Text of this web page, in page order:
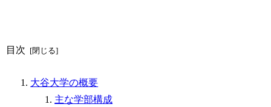
目次
大谷大学の概要
主な学部構成